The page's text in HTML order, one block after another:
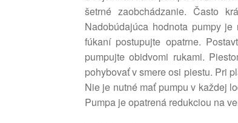
šetrné zaobchádzanie. Často
Nadobúdajúca hodnota pumpy
fúkaní postupujte opatrne.
pumpujte obidvomi rukami.
pohybovať v smere osi piestu. Pri
Nie je nutné mať pumpu v každej
Pumpa je opatrená redukciou na